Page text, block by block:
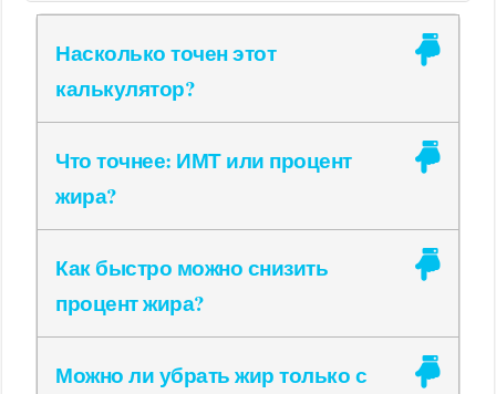
Насколько точен этот
калькулятор?
Что точнее: ИМТ или процент
жира?
Как быстро можно снизить
процент жира?
Можно ли убрать жир только с